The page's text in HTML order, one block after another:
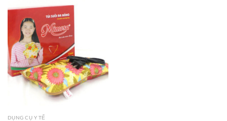
DỤNG CỤ Y TẾ